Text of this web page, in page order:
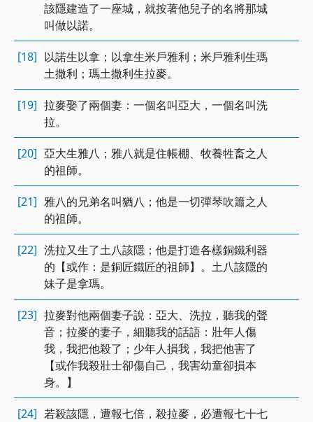
該隱建造了一座城，就按著他兒子的名將那城
叫做以諾。
[18] 以諾生以拿；以拿生米戶雅利；米戶雅利生瑪
土撒利；瑪土撒利生拉麥。
[19] 拉麥娶了兩個妻：一個名叫亞大，一個名叫洗
拉。
[20] 亞大生雅八；雅八就是住帳棚、牧養牲畜之人
的祖師。
[21] 雅八的兄弟名叫猶八；他是一切彈琴吹簫之人
的祖師。
[22] 洗拉又生了土八該隱；他是打造各樣銅鐵利器
的【或作：是銅匠鐵匠的祖師】。土八該隱的
妹子是拿瑪。
[23] 拉麥對他兩個妻子說：亞大、洗拉，聽我的聲
音；拉麥的妻子，細聽我的話語：壯年人傷
我，我把他殺了；少年人損我，我把他害了
【或作我殺壯士卻傷自己，我害幼童卻損本
身。】
[24] 若殺該隱，遭報七倍，殺拉麥，必遭報七十七